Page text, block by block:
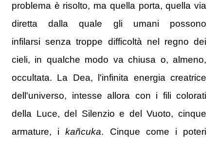
problema è risolto, ma quella porta, quella via
diretta dalla quale gli umani possono
infilarsi senza troppe difficoltà nel regno dei
cieli, in qualche modo va chiusa o, almeno,
occultata. La Dea, l'infinita energia creatrice
dell'universo, intesse allora con i fili colorati
della Luce, del Silenzio e del Vuoto, cinque
armature, ikañcuka.
Cinque come i poteri